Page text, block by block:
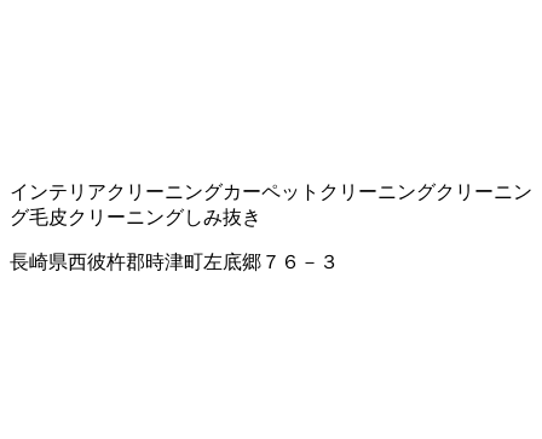
インテリアクリーニングカーペットクリーニングクリーニン
グ毛皮クリーニングしみ抜き
長崎県西彼杵郡時津町左底郷７６－３